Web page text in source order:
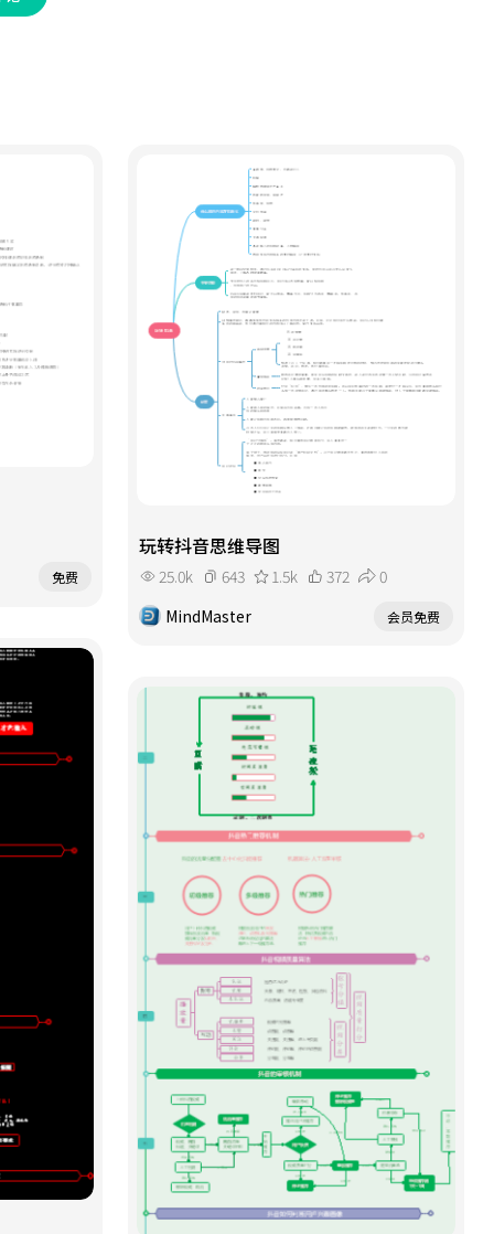
免费
玩转抖音思维导图
25.0k 643 1.5k 372
0
MindMaster
会员免费